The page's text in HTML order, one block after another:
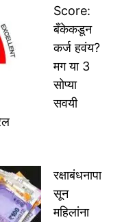
Score:
बँकेकडून
कर्ज हवंय?
मग या 3
सोप्या
सवयी
रक्षाबंधनापा
सून
महिलांना